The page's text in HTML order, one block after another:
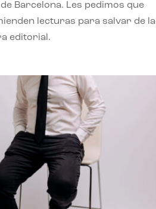
Barcelona. Les pedimos que
lecturas para salvar de la
editorial.